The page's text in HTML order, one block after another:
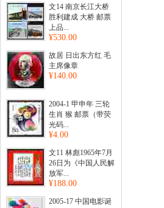
文14 南京长江大桥
胜利建成 大桥 邮票
上品...
¥530.00
故居 日出东方红 毛
主席像章
¥140.00
2004-1 甲申年 三轮
生肖 猴 邮票（带荧
光码...
¥4.00
文11 林彪1965年7月
26日为《中国人民解
放军...
¥188.00
2005-17 中国电影诞